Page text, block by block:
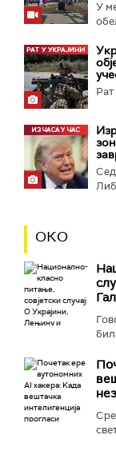
У
ОКО